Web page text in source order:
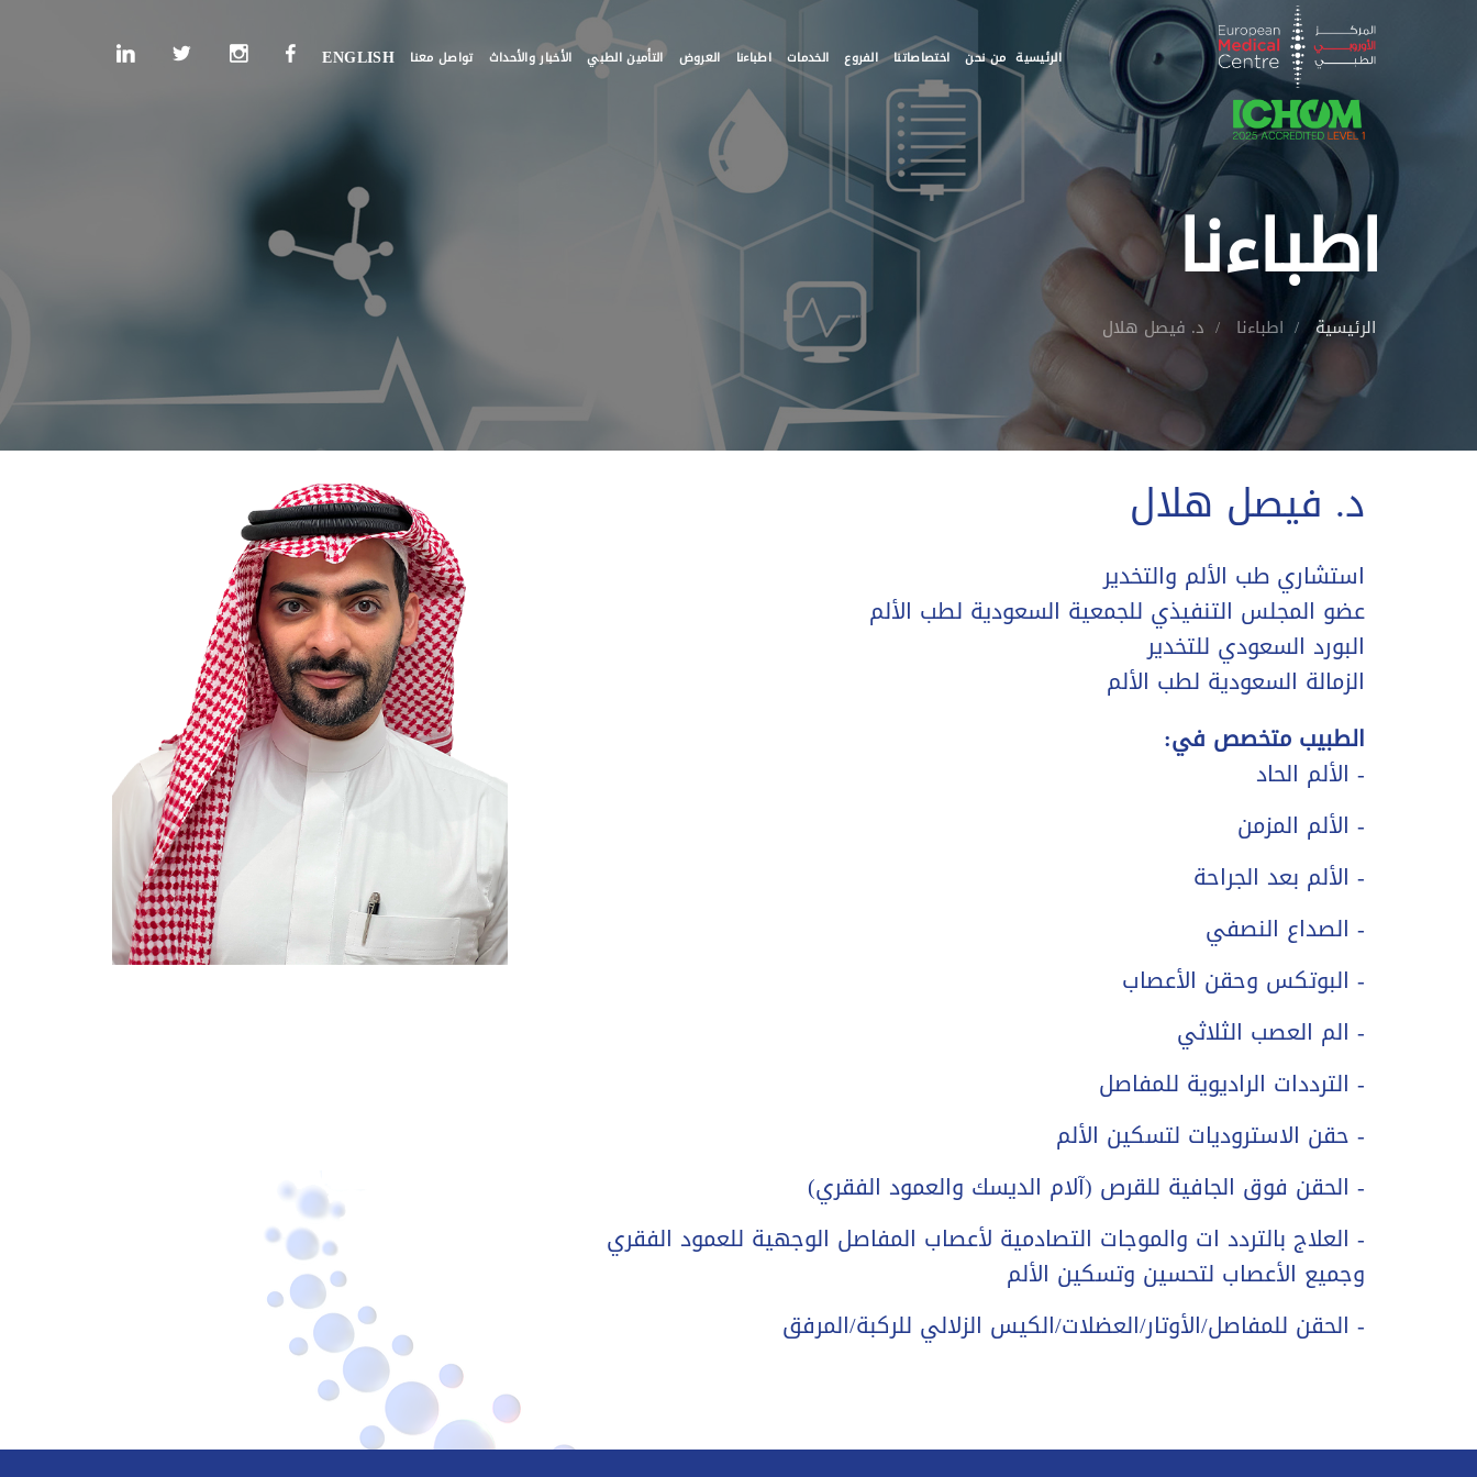
الرئيسية من نحن اختصاصاتنا الفروع الخدمات اطباءنا العروض التأمين الطبي الأخبار والأحداث تواصل معنا ENGLISH
اطباءنا
الرئيسية اطباءنا د. فيصل هلال
د. فيصل هلال
استشاري طب الألم والتخدير
عضو المجلس التنفيذي للجمعية السعودية لطب الألم
البورد السعودي للتخدير
الزمالة السعودية لطب الألم
الطبيب متخصص في:
- الألم الحاد
- الألم المزمن
- الألم بعد الجراحة
- الصداع النصفي
- البوتكس وحقن الأعصاب
- الم العصب الثلاثي
- الترددات الراديوية للمفاصل
- حقن الاستروديات لتسكين الألم
- الحقن فوق الجافية للقرص (آلام الديسك والعمود الفقري)
- العلاج بالتردد ات والموجات التصادمية لأعصاب المفاصل الوجهية للعمود الفقري
وجميع الأعصاب لتحسين وتسكين الألم
- الحقن للمفاصل/الأوتار/العضلات/الكيس الزلالي للركبة/المرفق